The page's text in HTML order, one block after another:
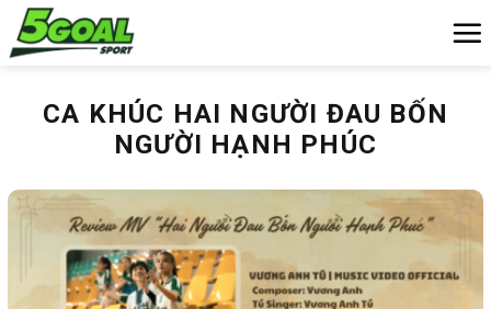
Chuyển
đến
CA KHÚC HAI NGƯỜI ĐAU BỐN
NGƯỜI HẠNH PHÚC